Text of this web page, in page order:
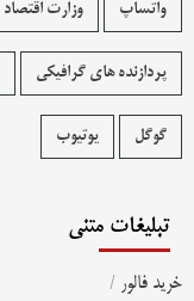
واتساپ وزارت اقتصاد
پردازنده های گرافیکی
گوگل یوتیوب
تبلیغات متنی
خرید فالور /